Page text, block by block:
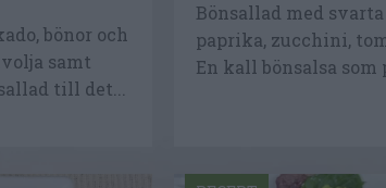
bönor och
samt
till det...
Bönsallad med
paprika, zucchini,
En kall bönsalsa som